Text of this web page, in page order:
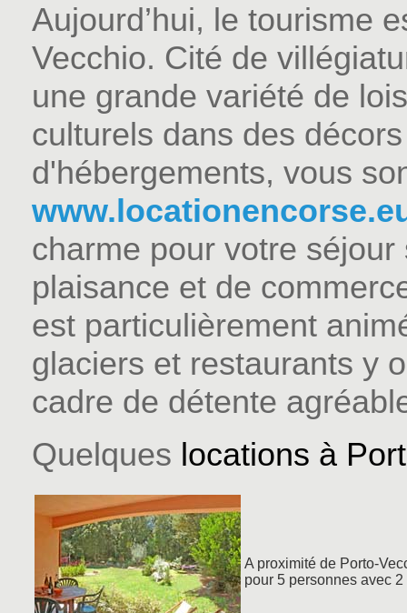
Aujourd’hui, le tourisme
Vecchio. Cité de
une grande variété de
culturels dans des
d'hébergements, vous
charme pour votre
plaisance et de
est particulièrement
glaciers et restaurants y
cadre de détente
Quelques locations à
A proximité de Porto-
pour 5 personnes avec